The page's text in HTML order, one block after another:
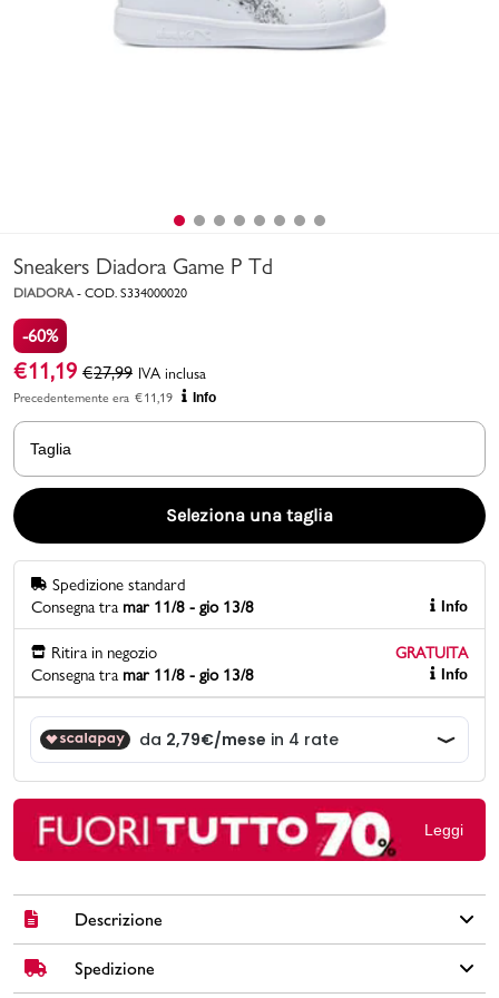
Bambino
Marchi
Accedi | Registrati
Promo & News
negozi
contatti
pcard
Gift card
Sneakers Diadora Game P Td
DIADORA - COD. S334000020
-60%
€11,19 €27,99 IVA inclusa
Precedentemente era €11,19 Info
Taglia
Seleziona una taglia
Spedizione standard
Consegna tra mar 11/8 - gio 13/8 Info
Ritira in negozio
GRATUITA
Consegna tra mar 11/8 - gio 13/8 Info
Leggi
Descrizione
Sneakers Diadora Game P Td in similpelle colore bianco con
suola in gomma, fodera e sottopiede in tessuto, dettagli
Spedizione